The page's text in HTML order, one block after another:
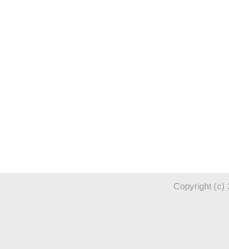
Copyright (c)